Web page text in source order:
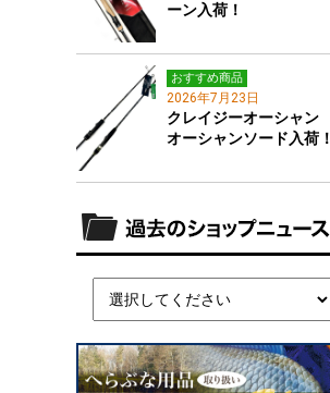
ーン入荷！
おすすめ商品
2026年7月23日
クレイジーオーシャン
オーシャンソード入荷！